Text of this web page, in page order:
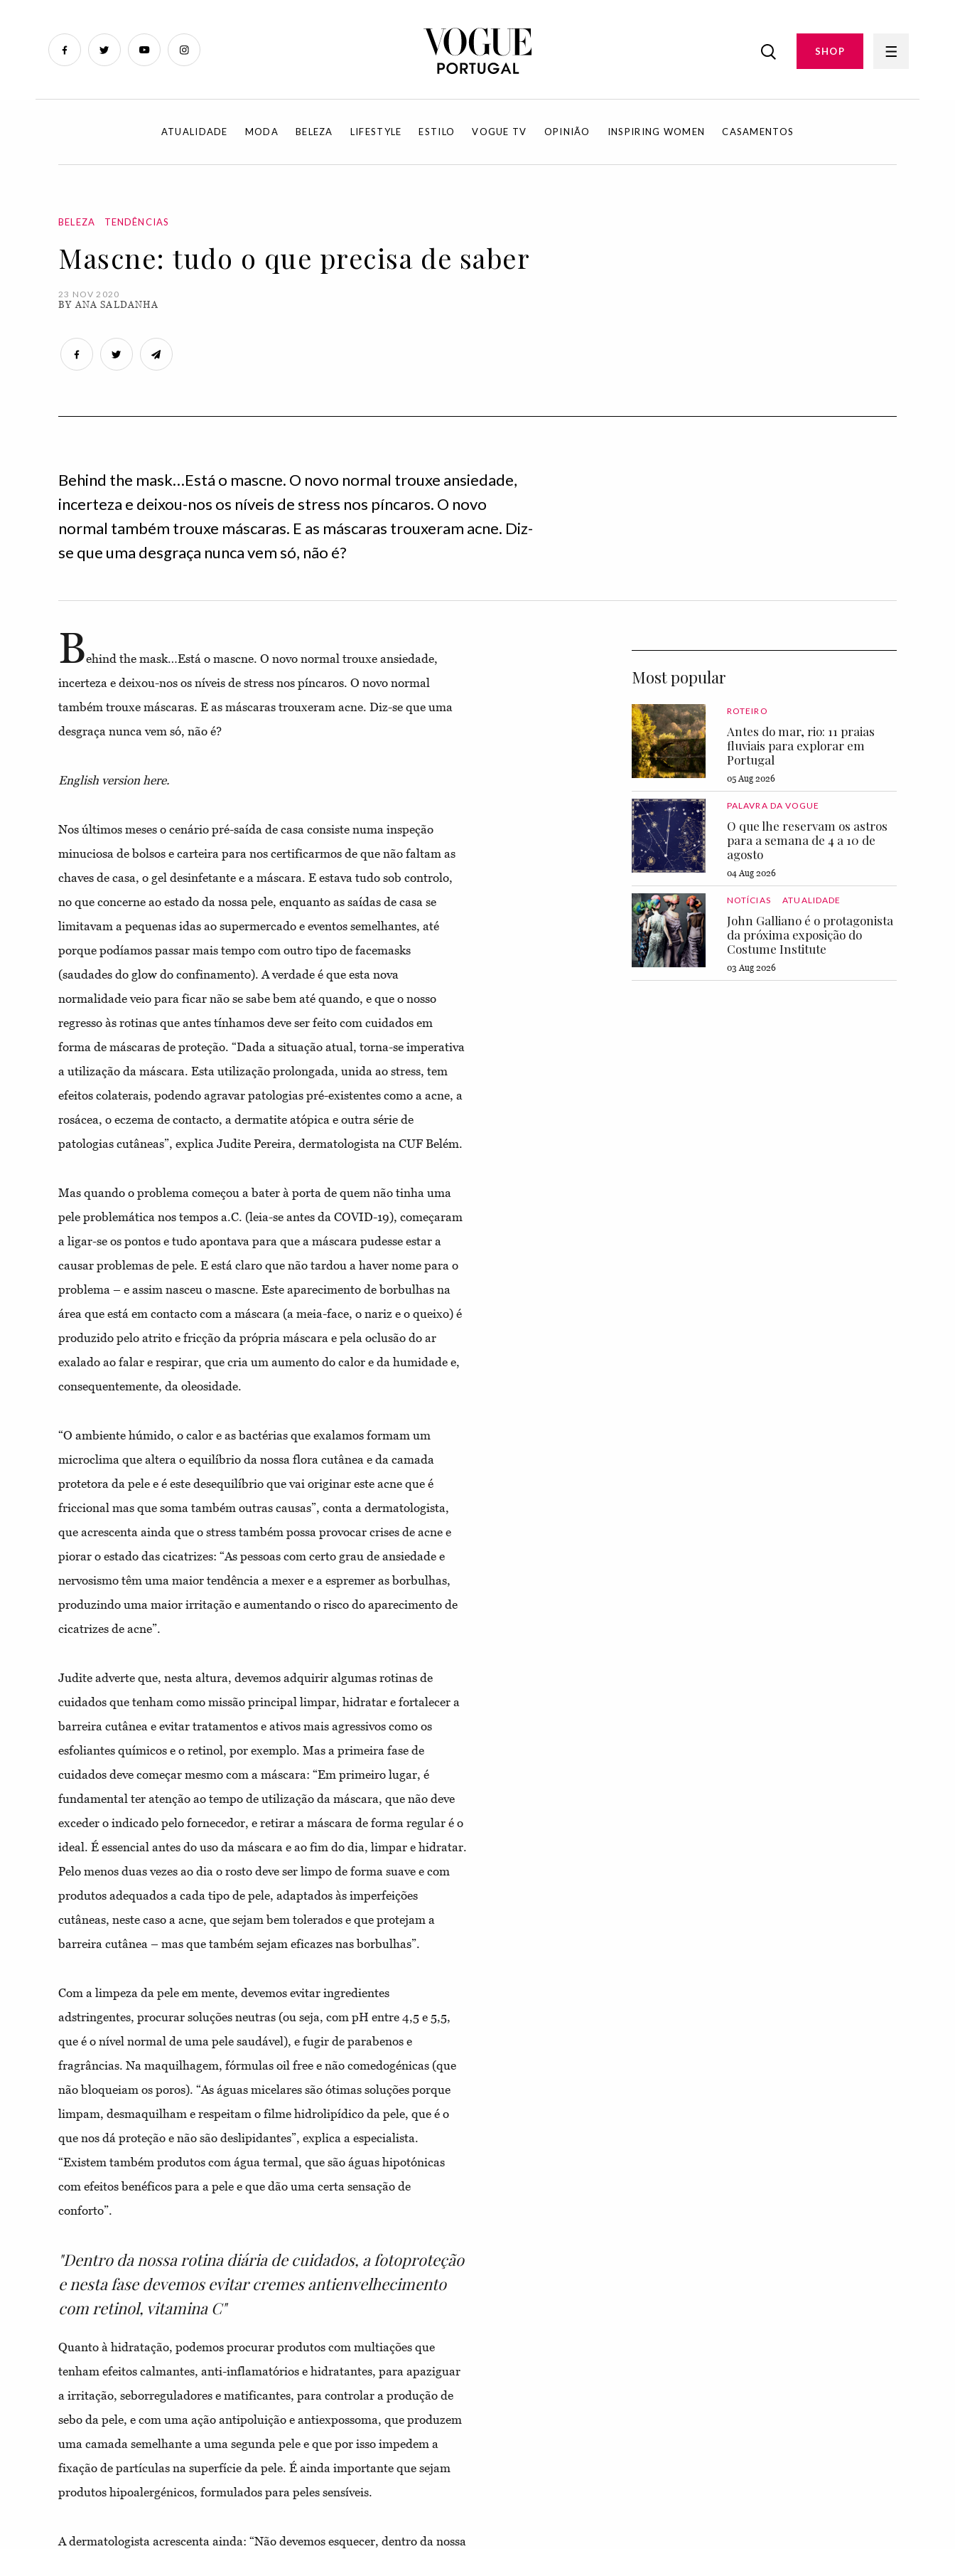
SHOP
ATUALIDADE MODA BELEZA LIFESTYLE ESTILO VOGUE TV OPINIÃO INSPIRING WOMEN CASAMENTOS
BELEZA TENDÊNCIAS
Mascne: tudo o que precisa de saber
23 NOV 2020
BY ANA SALDANHA
Behind the mask…Está o mascne. O novo normal trouxe ansiedade,
incerteza e deixou-nos os níveis de stress nos píncaros. O novo
normal também trouxe máscaras. E as máscaras trouxeram acne. Diz-
se que uma desgraça nunca vem só, não é?
Behind the mask…Está o mascne. O novo normal trouxe ansiedade,
incerteza e deixou-nos os níveis de stress nos píncaros. O novo normal
também trouxe máscaras. E as máscaras trouxeram acne. Diz-se que uma
desgraça nunca vem só, não é?
English version here.
Nos últimos meses o cenário pré-saída de casa consiste numa inspeção
minuciosa de bolsos e carteira para nos certificarmos de que não faltam as
chaves de casa, o gel desinfetante e a máscara. E estava tudo sob controlo,
no que concerne ao estado da nossa pele, enquanto as saídas de casa se
limitavam a pequenas idas ao supermercado e eventos semelhantes, até
porque podíamos passar mais tempo com outro tipo de facemasks
(saudades do glow do confinamento). A verdade é que esta nova
normalidade veio para ficar não se sabe bem até quando, e que o nosso
regresso às rotinas que antes tínhamos deve ser feito com cuidados em
forma de máscaras de proteção. “Dada a situação atual, torna-se imperativa
a utilização da máscara. Esta utilização prolongada, unida ao stress, tem
efeitos colaterais, podendo agravar patologias pré-existentes como a acne, a
rosácea, o eczema de contacto, a dermatite atópica e outra série de
patologias cutâneas”, explica Judite Pereira, dermatologista na CUF Belém.
Mas quando o problema começou a bater à porta de quem não tinha uma
pele problemática nos tempos a.C. (leia-se antes da COVID-19), começaram
a ligar-se os pontos e tudo apontava para que a máscara pudesse estar a
causar problemas de pele. E está claro que não tardou a haver nome para o
problema – e assim nasceu o mascne. Este aparecimento de borbulhas na
área que está em contacto com a máscara (a meia-face, o nariz e o queixo) é
produzido pelo atrito e fricção da própria máscara e pela oclusão do ar
exalado ao falar e respirar, que cria um aumento do calor e da humidade e,
consequentemente, da oleosidade.
“O ambiente húmido, o calor e as bactérias que exalamos formam um
microclima que altera o equilíbrio da nossa flora cutânea e da camada
protetora da pele e é este desequilíbrio que vai originar este acne que é
friccional mas que soma também outras causas”, conta a dermatologista,
que acrescenta ainda que o stress também possa provocar crises de acne e
piorar o estado das cicatrizes: “As pessoas com certo grau de ansiedade e
nervosismo têm uma maior tendência a mexer e a espremer as borbulhas,
produzindo uma maior irritação e aumentando o risco do aparecimento de
cicatrizes de acne”.
Judite adverte que, nesta altura, devemos adquirir algumas rotinas de
cuidados que tenham como missão principal limpar, hidratar e fortalecer a
barreira cutânea e evitar tratamentos e ativos mais agressivos como os
esfoliantes químicos e o retinol, por exemplo. Mas a primeira fase de
cuidados deve começar mesmo com a máscara: “Em primeiro lugar, é
fundamental ter atenção ao tempo de utilização da máscara, que não deve
exceder o indicado pelo fornecedor, e retirar a máscara de forma regular é o
ideal. É essencial antes do uso da máscara e ao fim do dia, limpar e hidratar.
Pelo menos duas vezes ao dia o rosto deve ser limpo de forma suave e com
produtos adequados a cada tipo de pele, adaptados às imperfeições
cutâneas, neste caso a acne, que sejam bem tolerados e que protejam a
barreira cutânea – mas que também sejam eficazes nas borbulhas”.
Com a limpeza da pele em mente, devemos evitar ingredientes
adstringentes, procurar soluções neutras (ou seja, com pH entre 4,5 e 5,5,
que é o nível normal de uma pele saudável), e fugir de parabenos e
fragrâncias. Na maquilhagem, fórmulas oil free e não comedogénicas (que
não bloqueiam os poros). “As águas micelares são ótimas soluções porque
limpam, desmaquilham e respeitam o filme hidrolipídico da pele, que é o
que nos dá proteção e não são deslipidantes”, explica a especialista.
“Existem também produtos com água termal, que são águas hipotónicas
com efeitos benéficos para a pele e que dão uma certa sensação de
conforto”.
"Dentro da nossa rotina diária de cuidados, a fotoproteção
e nesta fase devemos evitar cremes antienvelhecimento
com retinol, vitamina C"
Quanto à hidratação, podemos procurar produtos com multiações que
tenham efeitos calmantes, anti-inflamatórios e hidratantes, para apaziguar
a irritação, seborreguladores e matificantes, para controlar a produção de
sebo da pele, e com uma ação antipoluição e antiexpossoma, que produzem
uma camada semelhante a uma segunda pele e que por isso impedem a
fixação de partículas na superfície da pele. É ainda importante que sejam
produtos hipoalergénicos, formulados para peles sensíveis.
A dermatologista acrescenta ainda: “Não devemos esquecer, dentro da nossa
Most popular
ROTEIRO
Antes do mar, rio: 11 praias
fluviais para explorar em
Portugal
05 Aug 2026
PALAVRA DA VOGUE
O que lhe reservam os astros
para a semana de 4 a 10 de
agosto
04 Aug 2026
NOTÍCIAS ATUALIDADE
John Galliano é o protagonista
da próxima exposição do
Costume Institute
03 Aug 2026